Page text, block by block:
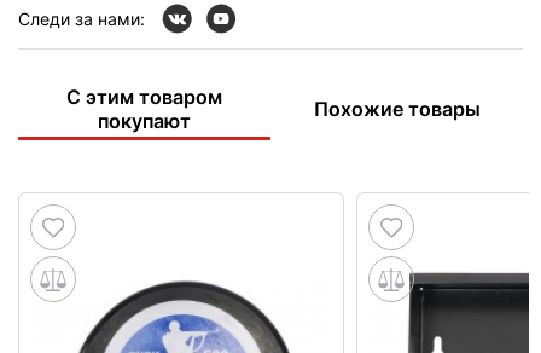
Следи за нами:
С этим товаром
покупают
Похожие товары